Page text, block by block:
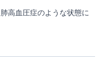
高血圧症のような状態に